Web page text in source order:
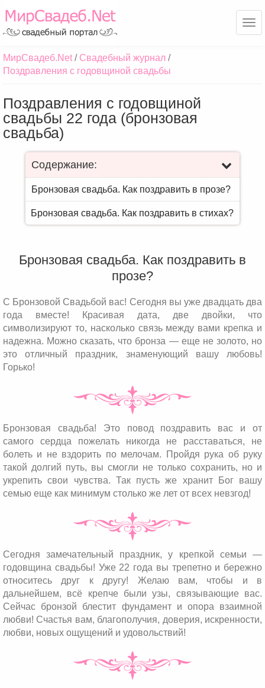
МирСвадеб.Net
Свадебный журнал
Поздравления с годовщиной свадьбы
Поздравления с годовщиной
свадьбы 22 года (бронзовая
свадьба)
Содержание:
Бронзовая свадьба. Как поздравить в прозе?
Бронзовая свадьба. Как поздравить в стихах?
Бронзовая свадьба. Как поздравить в
прозе?
С Бронзовой Свадьбой вас! Сегодня вы уже двадцать два
года вместе! Красивая дата, две двойки, что
символизируют то, насколько связь между вами крепка и
надежна. Можно сказать, что бронза — еще не золото, но
это отличный праздник, знаменующий вашу любовь!
Горько!
Бронзовая свадьба! Это повод поздравить вас и от
самого сердца пожелать никогда не расставаться, не
болеть и не вздорить по мелочам. Пройдя рука об руку
такой долгий путь, вы смогли не только сохранить, но и
укрепить свои чувства. Так пусть же хранит Бог вашу
семью еще как минимум столько же лет от всех невзгод!
Сегодня замечательный праздник, у крепкой семьи —
годовщина свадьбы! Уже 22 года вы трепетно и бережно
относитесь друг к другу! Желаю вам, чтобы и в
дальнейшем, всё крепче были узы, связывающие вас.
Сейчас бронзой блестит фундамент и опора взаимной
любви! Счастья вам, благополучия, доверия, искренности,
любви, новых ощущений и удовольствий!